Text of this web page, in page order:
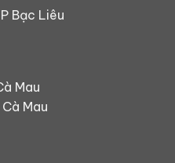
Bạc Liêu
Mau
Mau